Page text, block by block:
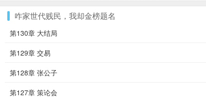
咋家世代贱民，我却金榜题名
第130章 大结局
第129章 交易
第128章 张公子
第127章 策论会